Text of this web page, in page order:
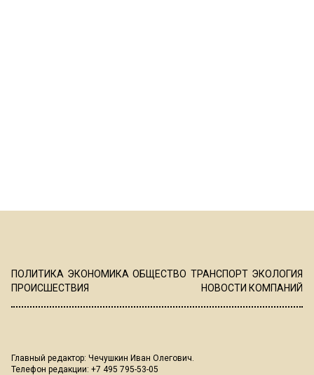
ПОЛИТИКА ЭКОНОМИКА ОБЩЕСТВО ТРАНСПОРТ ЭКОЛОГИЯ
ПРОИСШЕСТВИЯ
НОВОСТИ КОМПАНИЙ
Главный редактор: Чечушкин Иван Олегович.
Телефон редакции: +7 495 795-53-05